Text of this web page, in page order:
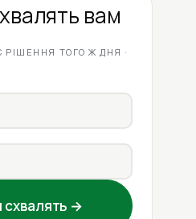
вам
ТОГО Ж ДНЯ ·
схвалять →